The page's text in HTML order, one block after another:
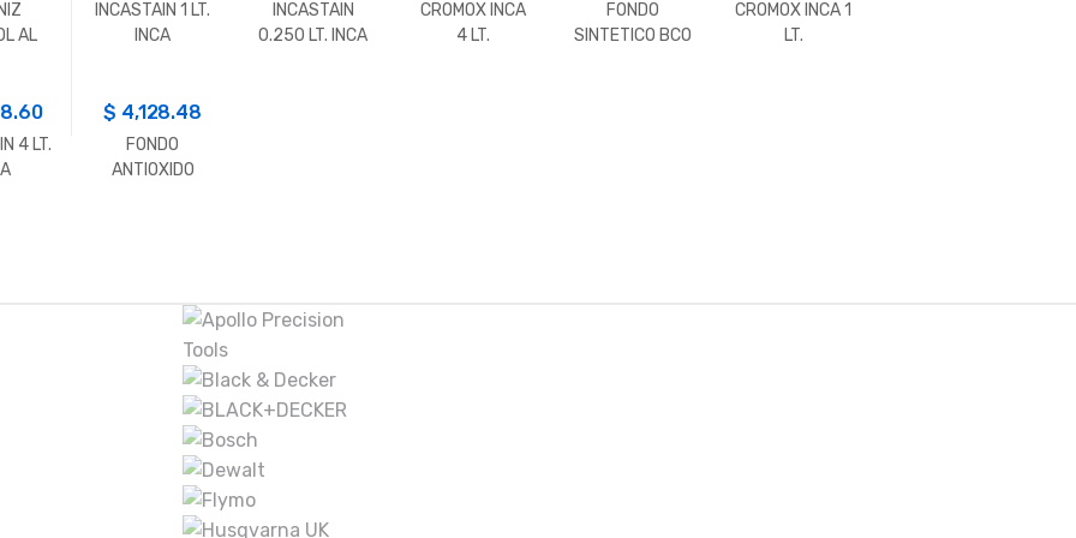
AL
INCASTAIN 1 LT.
INCA
INCASTAIN
0.250 LT. INCA
CROMOX INCA
4 LT.
FONDO
SINTETICO BCO
CROMOX INCA 1
LT.
4 LT.
$ 4,128.48
FONDO
ANTIOXIDO